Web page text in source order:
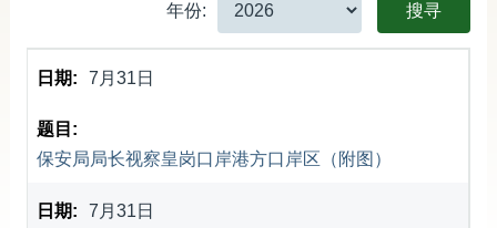
新闻及活动／多媒体中心
香港特区政府驻内地办事处
年份: 搜寻
7月31日
保安局局长视察皇岗口岸港方口岸区（附图）
7月31日